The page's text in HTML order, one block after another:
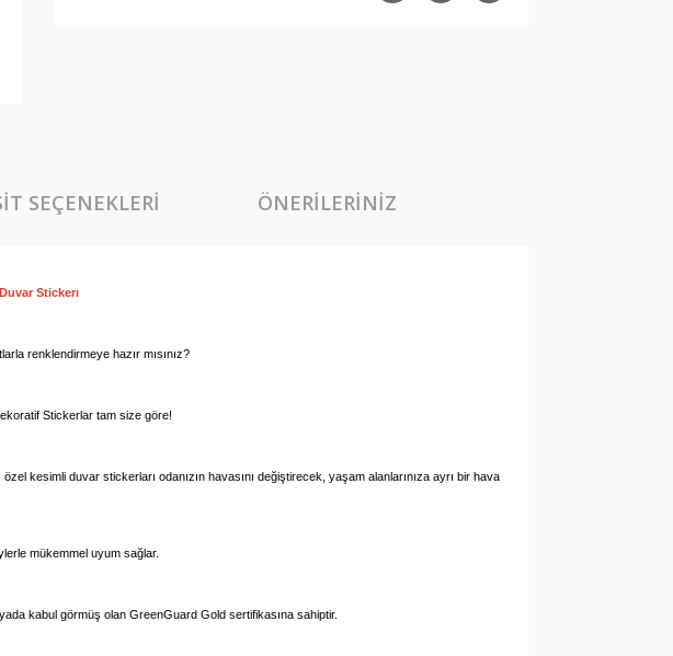
SEÇENEKLERI ÖNERILERINIZ
Stickerı
renklendirmeye hazır mısınız?
Stickerlar tam size göre!
kesimli duvar stickerları odanızın havasını değiştirecek, yaşam alanlarınıza ayrı bir hava
mükemmel uyum sağlar.
kabul görmüş olan GreenGuard Gold sertifikasına sahiptir.